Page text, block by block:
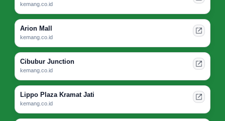
kemang.co.id
Arion Mall
kemang.co.id
Cibubur Junction
kemang.co.id
Lippo Plaza Kramat Jati
kemang.co.id